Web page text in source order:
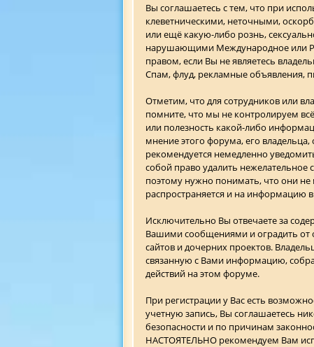
Вы соглашаетесь с тем, что при
клеветническими, неточными,
или ещё какую-либо рознь,
нарушающими Международное или
правом, если Вы не являетесь
Спам, флуд, рекламные объявления,
Отметим, что для сотрудников или
помните, что мы не контролируем
или полезность какой-либо
мнение этого форума, его
рекомендуется немедленно
собой право удалить
поэтому нужно понимать, что они не
распространяется и на информацию
Исключительно Вы отвечаете за
Вашими сообщениями и оградить от
сайтов и дочерних проектов.
связанную с Вами информацию,
действий на этом форуме.
При регистрации у Вас есть
учетную запись, Вы соглашаетесь
безопасности и по причинам
НАСТОЯТЕЛЬНО рекомендуем Вам